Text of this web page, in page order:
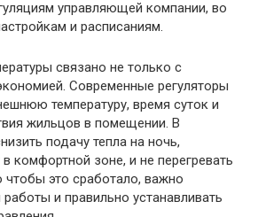
управляющей компании, во
и расписаниям.
связано не только с
Современные регуляторы
температуру, время суток и
жильцов в помещении. В
подачу тепла на ночь,
комфортной зоне, и не перегревать
это сработало, важно
и правильно устанавливать